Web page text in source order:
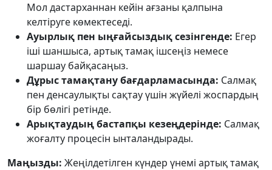
Мол дастарханнан кейін ағзаны қалпына
келтіруге көмектеседі.
Ауырлық пен ыңғайсыздық сезінгенде: Егер
іші шаншыса, артық тамақ ішсеңіз немесе
шаршау байқасаңыз.
Дұрыс тамақтану бағдарламасында: Салмақ
пен денсаулықты сақтау үшін жүйелі жоспардың
бір бөлігі ретінде.
Арықтаудың бастапқы кезеңдерінде: Салмақ
жоғалту процесін ынталандырады.
Маңызды: Жеңілдетілген күндер үнемі артық тамақ